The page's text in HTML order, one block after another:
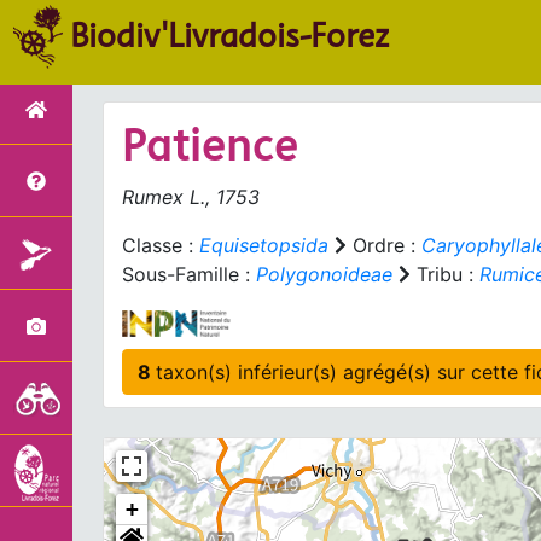
Biodiv'Livradois-Forez
Patience
Rumex L., 1753
Classe : Equisetopsida Ordre :
Sous-Famille : Polygonoideae Tribu :
8 taxon(s)
+